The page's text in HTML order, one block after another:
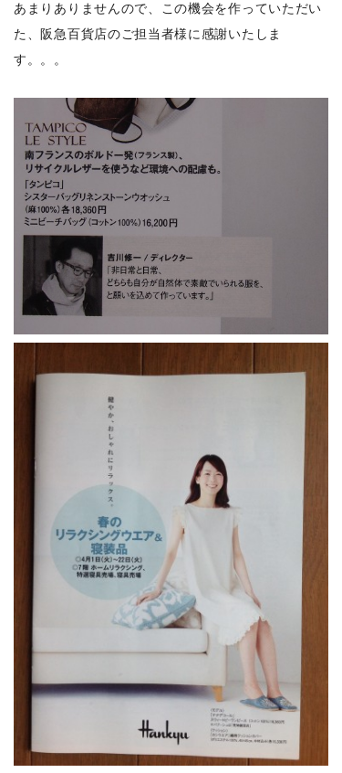
あまりありませんので、この機会を作っていただい
た、阪急百貨店のご担当者様に感謝いたしま
す。。。